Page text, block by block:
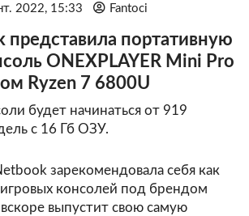
2022, 15:33 Fantoci
представила портативную
ONEXPLAYER Mini Pro
Ryzen 7 6800U
будет начинаться от 919
с 16 Гб ОЗУ.
зарекомендовала себя как
консолей под брендом
выпустит свою самую